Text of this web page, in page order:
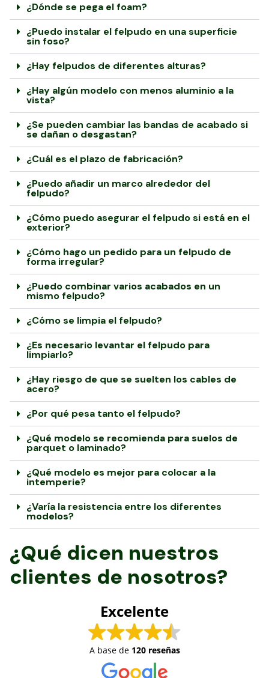
¿Dónde se pega el foam?
¿Puedo instalar el felpudo en una superficie
sin foso?
¿Hay felpudos de diferentes alturas?
¿Hay algún modelo con menos aluminio a la
vista?
¿Se pueden cambiar las bandas de acabado si
se dañan o desgastan?
¿Cuál es el plazo de fabricación?
¿Puedo añadir un marco alrededor del
felpudo?
¿Cómo puedo asegurar el felpudo si está en el
exterior?
¿Cómo hago un pedido para un felpudo de
forma irregular?
¿Puedo combinar varios acabados en un
mismo felpudo?
¿Cómo se limpia el felpudo?
¿Es necesario levantar el felpudo para
limpiarlo?
¿Hay riesgo de que se suelten los cables de
acero?
¿Por qué pesa tanto el felpudo?
¿Qué modelo se recomienda para suelos de
parquet o laminado?
¿Qué modelo es mejor para colocar a la
intemperie?
¿Varía la resistencia entre los diferentes
modelos?
¿Qué dicen nuestros
clientes de nosotros?
Excelente
A base de 120 reseñas